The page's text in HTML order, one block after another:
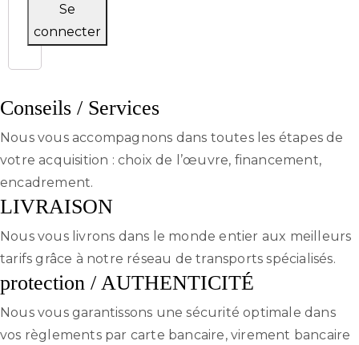
Se
connecter
Conseils / Services
Nous vous accompagnons dans toutes les étapes de
votre acquisition : choix de l’œuvre, financement,
encadrement.
LIVRAISON
Nous vous livrons dans le monde entier aux meilleurs
tarifs grâce à notre réseau de transports spécialisés.
protection / AUTHENTICITÉ
Nous vous garantissons une sécurité optimale dans
vos règlements par carte bancaire, virement bancaire